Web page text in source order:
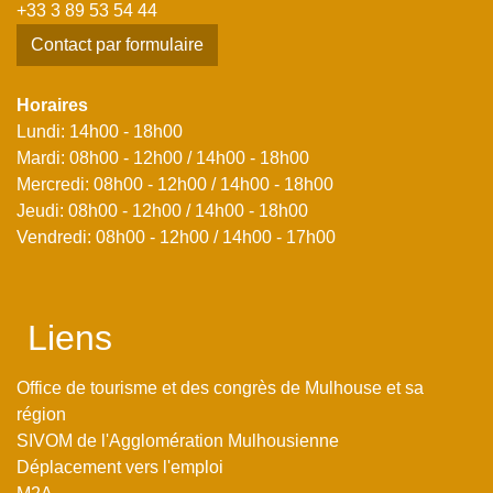
+33 3 89 53 54 44
Contact par formulaire
Horaires
Lundi: 14h00 - 18h00
Mardi: 08h00 - 12h00 / 14h00 - 18h00
Mercredi: 08h00 - 12h00 / 14h00 - 18h00
Jeudi: 08h00 - 12h00 / 14h00 - 18h00
Vendredi: 08h00 - 12h00 / 14h00 - 17h00
Liens
Office de tourisme et des congrès de Mulhouse et sa
région
SIVOM de l'Agglomération Mulhousienne
Déplacement vers l'emploi